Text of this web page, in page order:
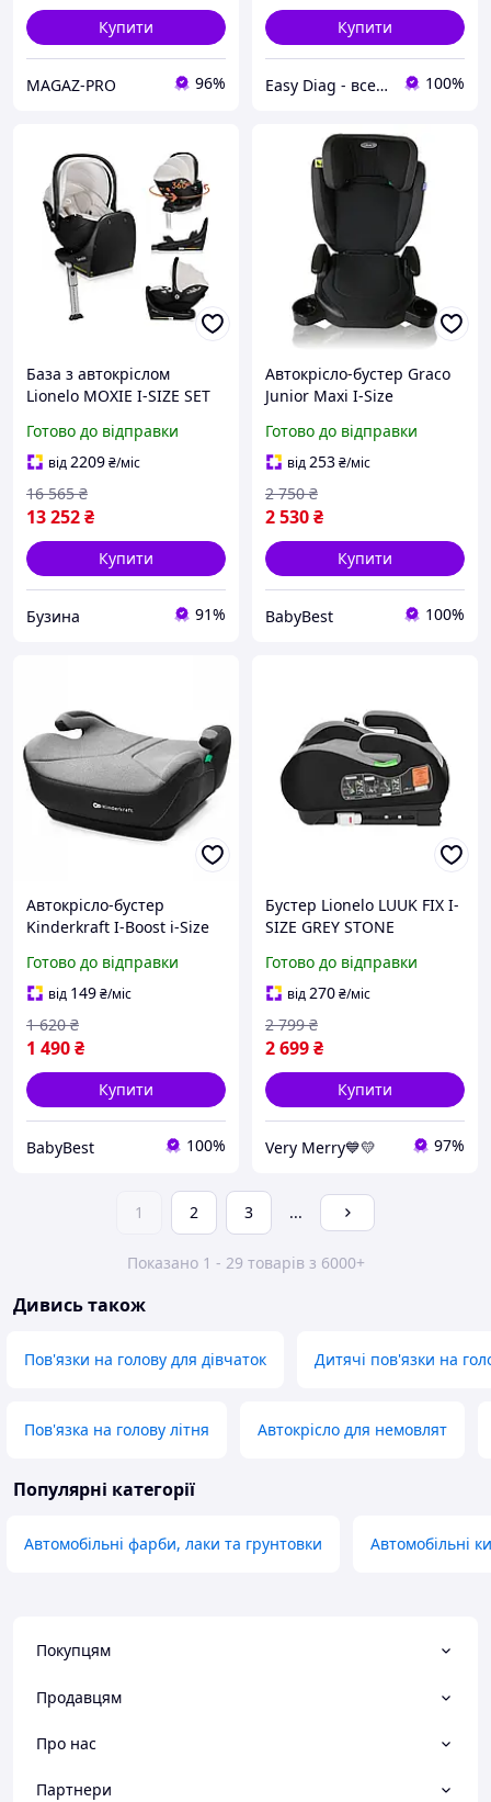
Купити
MAGAZ-PRO 96%
Купити
Easy Diag - все для діагностики автомобіля 100%
База з автокріслом
Lionelo MOXIE I-SIZE SET
Готово до відправки
від2209₴/міс
13 252₴
16 565 ₴
Купити
Бузина 91%
Автокрісло-бустер Graco
Junior Maxi I-Size
Готово до відправки
від253₴/міс
2 530₴
2 750 ₴
Купити
BabyBest 100%
Автокрісло-бустер
Kinderkraft I-Boost i-Size
Готово до відправки
від 149₴/міс
1 490₴
1 620 ₴
Купити
BabyBest 100%
Бустер Lionelo LUUK FIX I-
SIZE GREY STONE
Готово до відправки
від270₴/міс
2 699₴
2 799 ₴
Купити
Very Merry💙💛 97%
1 2 3 ...
Показано 1 - 29 товарів з 6000+
Дивись також
Пов'язки на голову для дівчаток Дитячі пов'язки на
Пов'язка на голову літня Автокрісло для немовлят
Популярні категорії
Автомобільні фарби, лаки та грунтовки Автомобільні
Покупцям
Продавцям
Про нас
Партнери